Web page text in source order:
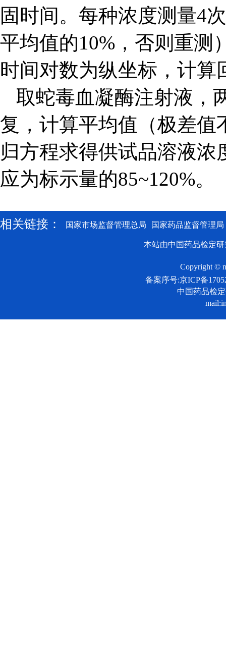
固时间。每种浓度测量4
平均值的10%，否则重测
时间对数为纵坐标，计算
取蛇毒血凝酶注射液，
复，计算平均值（极差值
归方程求得供试品溶液
应为标示量的85~120%。
相关链接： 国家市场监督管理总局 国家药品监督管理局
本站由中国药品检定
Copyright ©
备案序号:京ICP备
中国药品检